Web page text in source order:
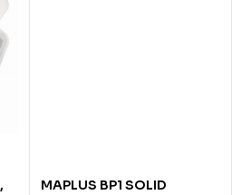
MAPLUS BP1 SOLID